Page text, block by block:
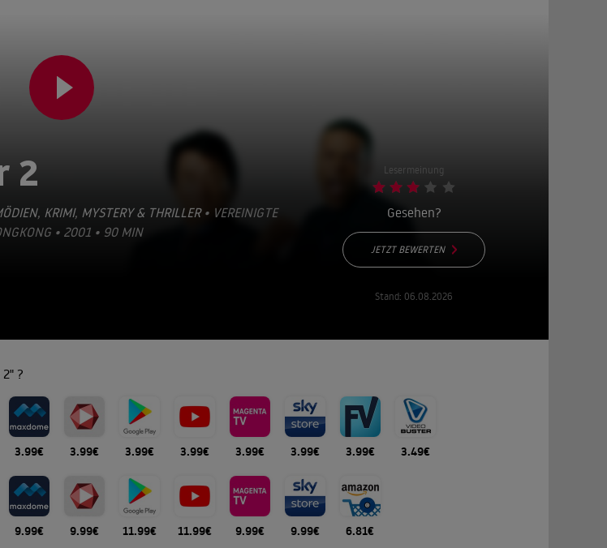
2
, KRIMI, MYSTERY & THRILLER• VEREINIGTE
• 2001 • 90 MIN
Lesermeinung
Gesehen?
JETZT BEWERTEN
Stand: 06.08.2026
2" ?
3.99€ 3.99€ 3.99€ 3.99€ 3.99€ 3.99€ 3.99€ 3.49€
9.99€ 9.99€ 11.99€ 11.99€ 9.99€ 9.99€ 6.81€